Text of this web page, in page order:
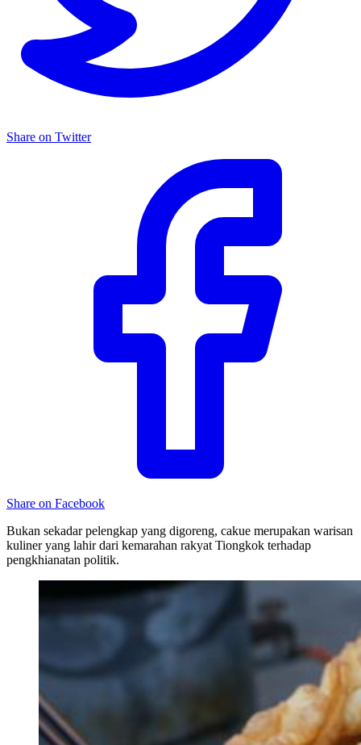
Share on Twitter
Share on Facebook
Bukan sekadar pelengkap yang digoreng, cakue merupakan warisan
kuliner yang lahir dari kemarahan rakyat Tiongkok terhadap
pengkhianatan politik.